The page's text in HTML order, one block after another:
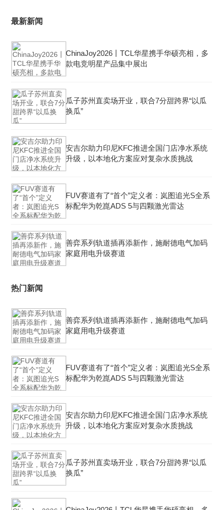
最新新闻
ChinaJoy2026丨TCL华星携手华硕亮相，多
款电竞明星产品集中展出
瓜子苏州直卖场开业，联合7分甜跨界“以瓜
换瓜”
安吉尔助力印尼KFC推进全国门店净水系统
升级，以本地化方案应对复杂水质挑战
FUV赛道有了“首个”定义者：岚图追光S全系
标配华为乾崑ADS 5与四颗激光雷达
善弈系列轨道插再添新作，施耐德电气加码
家庭用电升级赛道
热门新闻
善弈系列轨道插再添新作，施耐德电气加码
家庭用电升级赛道
FUV赛道有了“首个”定义者：岚图追光S全系
标配华为乾崑ADS 5与四颗激光雷达
安吉尔助力印尼KFC推进全国门店净水系统
升级，以本地化方案应对复杂水质挑战
瓜子苏州直卖场开业，联合7分甜跨界“以瓜
换瓜”